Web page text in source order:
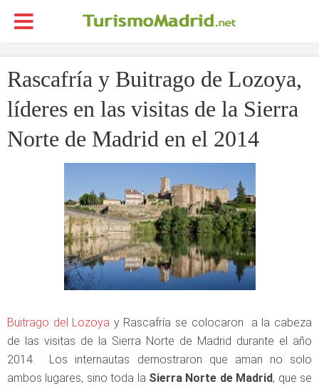
Rascafría y Buitrago de Lozoya,
líderes en las visitas de la Sierra
Norte de Madrid en el 2014
Buitrago del Lozoya y Rascafría se colocaron a la cabeza
de las visitas de la Sierra Norte de Madrid durante el año
2014. Los internautas demostraron que aman no solo
ambos lugares, sino toda la Sierra Norte de Madrid, que se